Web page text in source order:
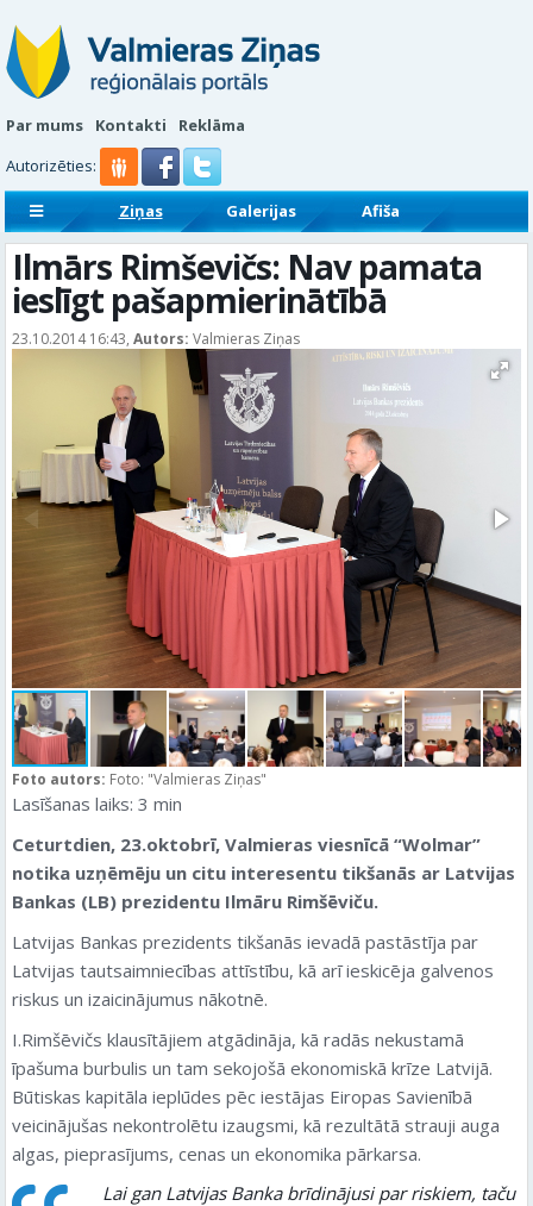
Par mums Kontakti
Reklāma
Autorizēties:
Ziņas Galerijas
Afiša
Sludinājumi
Reklāmraksti
Ilmārs Rimševičs: Nav pamata
ieslīgt pašapmierinātībā
23.10.2014 16:43, Autors: Valmieras Ziņas
Foto autors: Foto: "Valmieras Ziņas"
Lasīšanas laiks: 3 min
Ceturtdien, 23.oktobrī, Valmieras viesnīcā “Wolmar”
notika uzņēmēju un citu interesentu tikšanās ar Latvijas
Bankas (LB) prezidentu Ilmāru Rimšēviču.
Latvijas Bankas prezidents tikšanās ievadā pastāstīja par
Latvijas tautsaimniecības attīstību, kā arī ieskicēja galvenos
riskus un izaicinājumus nākotnē.
I.Rimšēvičs klausītājiem atgādināja, kā radās nekustamā
īpašuma burbulis un tam sekojošā ekonomiskā krīze Latvijā.
Būtiskas kapitāla ieplūdes pēc iestājas Eiropas Savienībā
veicinājušas nekontrolētu izaugsmi, kā rezultātā strauji auga
algas, pieprasījums, cenas un ekonomika pārkarsa.
Lai gan Latvijas Banka brīdinājusi par riskiem, taču